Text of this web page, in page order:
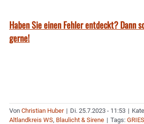
Haben Sie einen Fehler entdeckt? Dann
gerne!
Von Christian Huber | Di. 25.7.2023 - 11:53 |
Altlandkreis WS, Blaulicht & Sirene | Tags: